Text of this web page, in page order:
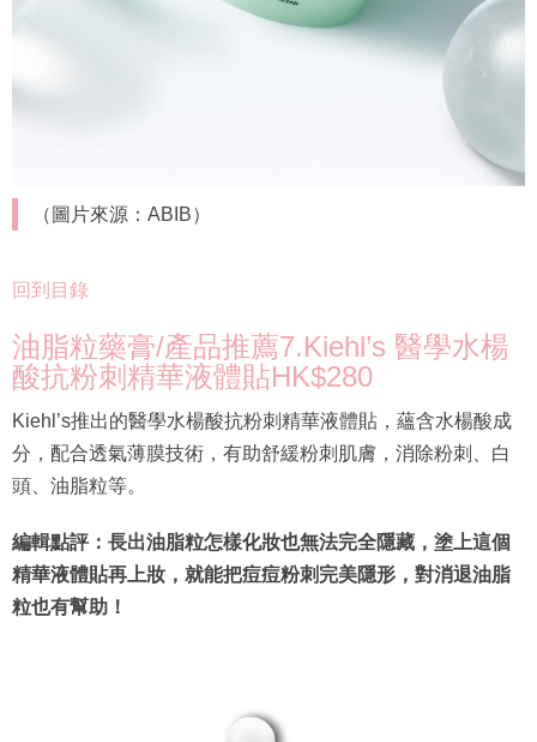
（圖片來源：ABIB）
回到目錄
油脂粒藥膏/產品推薦7.Kiehl’s 醫學水楊
酸抗粉刺精華液體貼HK$280
Kiehl’s推出的醫學水楊酸抗粉刺精華液體貼，蘊含水楊酸成
分，配合透氣薄膜技術，有助舒緩粉刺肌膚，消除粉刺、白
頭、油脂粒等。
編輯點評：長出油脂粒怎樣化妝也無法完全隱藏，塗上這個
精華液體貼再上妝，就能把痘痘粉刺完美隱形，對消退油脂
粒也有幫助！